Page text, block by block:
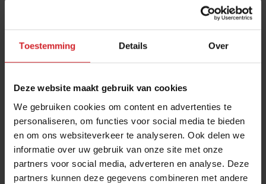
Toestemming Details Over
Deze website maakt gebruik van cookies
We gebruiken cookies om content en advertenties te
personaliseren, om functies voor social media te bieden
en om ons websiteverkeer te analyseren. Ook delen we
informatie over uw gebruik van onze site met onze
partners voor social media, adverteren en analyse. Deze
partners kunnen deze gegevens combineren met andere
Young gun Maaike de Reuver
Trendpresentator en cateringexpert